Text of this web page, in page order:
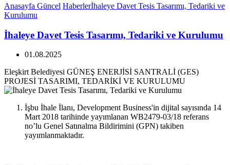
Anasayfa Güncel Haberlerİhaleye Davet Tesis Tasarımı, Tedariki ve
Kurulumu
İhaleye Davet Tesis Tasarımı, Tedariki ve Kurulumu
01.08.2025
Eleşkirt Belediyesi GÜNEŞ ENERJİSİ SANTRALİ (GES)
PROJESİ TASARIMI, TEDARİKİ VE KURULUMU
İşbu İhale İlanı, Development Business'in dijital sayısında 14
Mart 2018 tarihinde yayımlanan WB2479-03/18 referans
no’lu Genel Satınalma Bildirimini (GPN) takiben
yayımlanmaktadır.